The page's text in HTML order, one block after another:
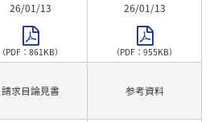
26/01/13
（PDF：861KB）
26/01/13
（PDF：955KB）
請求目論見書 参考資料